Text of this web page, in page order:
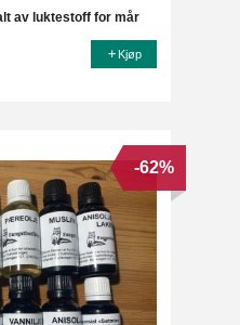
av luktestoff for mår
Kjøp
-62%